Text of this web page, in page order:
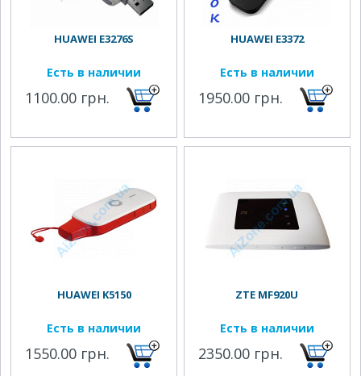
HUAWEI E3276S
Есть в наличии
1100.00 грн.
HUAWEI E3372
Есть в наличии
1950.00 грн.
HUAWEI K5150
Есть в наличии
1550.00 грн.
ZTE MF920U
Есть в наличии
2350.00 грн.